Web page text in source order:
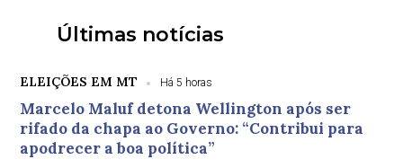
Últimas notícias
ELEIÇÕES EM MT Há 5 horas
Marcelo Maluf detona Wellington após ser
rifado da chapa ao Governo: “Contribui para
apodrecer a boa política”